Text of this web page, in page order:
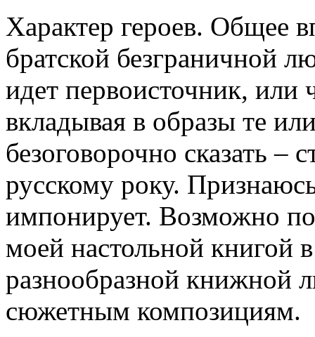
Характер героев. Общее
братской безграничной
идет первоисточник, или
вкладывая в образы те
безоговорочно сказать –
русскому року.
импонирует. Возможно
моей настольной книгой
разнообразной книжной
сюжетным композициям.